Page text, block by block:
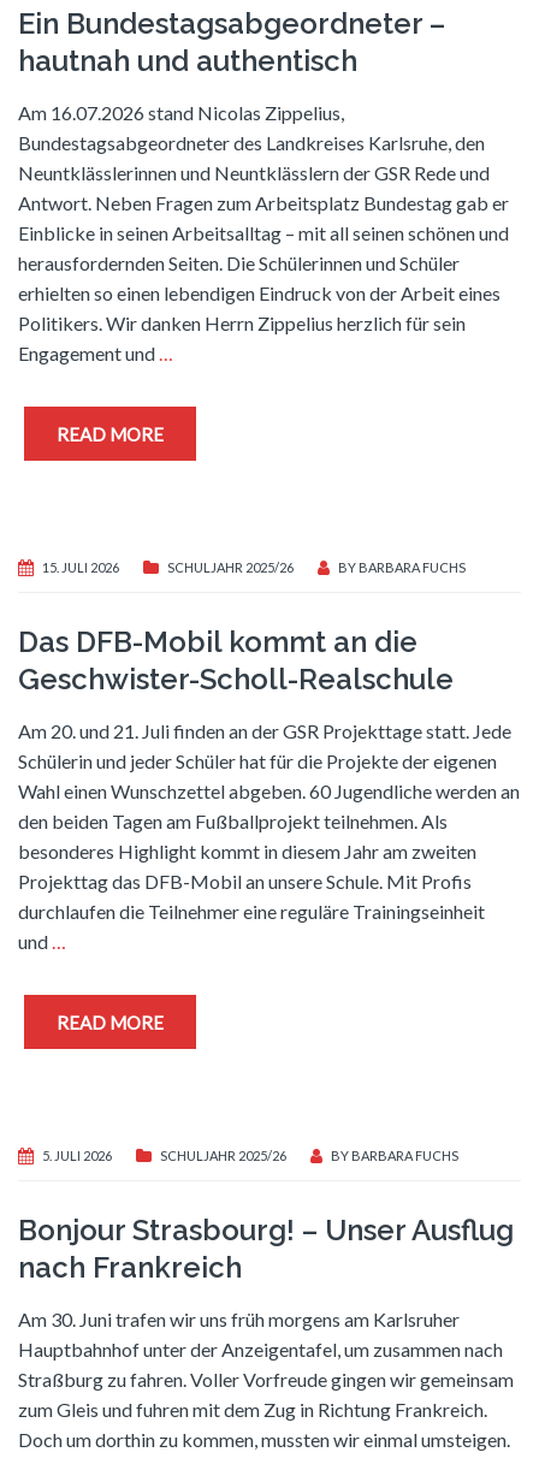
Ein Bundestagsabgeordneter –
hautnah und authentisch
Am 16.07.2026 stand Nicolas Zippelius,
Bundestagsabgeordneter des Landkreises Karlsruhe, den
Neuntklässlerinnen und Neuntklässlern der GSR Rede und
Antwort. Neben Fragen zum Arbeitsplatz Bundestag gab er
Einblicke in seinen Arbeitsalltag – mit all seinen schönen und
herausfordernden Seiten. Die Schülerinnen und Schüler
erhielten so einen lebendigen Eindruck von der Arbeit eines
Politikers. Wir danken Herrn Zippelius herzlich für sein
Engagement und…
READ MORE
15. JULI 2026 SCHULJAHR 2025/26 BY BARBARA FUCHS
Das DFB-Mobil kommt an die
Geschwister-Scholl-Realschule
Am 20. und 21. Juli finden an der GSR Projekttage statt. Jede
Schülerin und jeder Schüler hat für die Projekte der eigenen
Wahl einen Wunschzettel abgeben. 60 Jugendliche werden an
den beiden Tagen am Fußballprojekt teilnehmen. Als
besonderes Highlight kommt in diesem Jahr am zweiten
Projekttag das DFB-Mobil an unsere Schule. Mit Profis
durchlaufen die Teilnehmer eine reguläre Trainingseinheit
und…
READ MORE
5. JULI 2026 SCHULJAHR 2025/26 BY BARBARA FUCHS
Bonjour Strasbourg! – Unser Ausflug
nach Frankreich
Am 30. Juni trafen wir uns früh morgens am Karlsruher
Hauptbahnhof unter der Anzeigentafel, um zusammen nach
Straßburg zu fahren. Voller Vorfreude gingen wir gemeinsam
zum Gleis und fuhren mit dem Zug in Richtung Frankreich.
Doch um dorthin zu kommen, mussten wir einmal umsteigen.